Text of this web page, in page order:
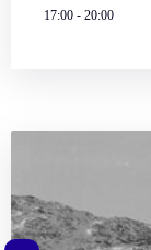
17:00 - 20:00